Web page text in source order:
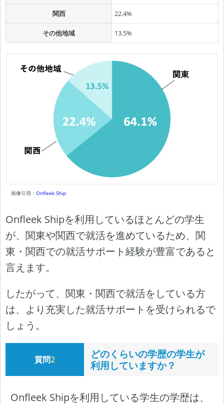
関西 22.4%
その他地域 13.5%
画像引用：Onfleek Ship
Onfleek Shipを利用しているほとんどの学生
が、関東や関西で就活を進めているため、関
東・関西での就活サポート経験が豊富であると
言えます。
したがって、関東・関西で就活をしている方
は、より充実した就活サポートを受けられるで
しょう。
質問2
どのくらいの学歴の学生が
利用していますか？
Onfleek Shipを利用している学生の学歴は、